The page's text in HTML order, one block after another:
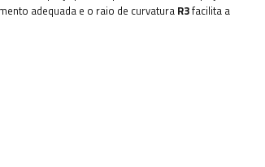
adequada e o raio de curvatura R3facilita a